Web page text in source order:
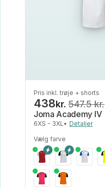
Pris inkl. trøje + shorts
438kr. 547.5 kr.
Joma Academy IV
6XS - 3XL• Detaljer
Vælg farve